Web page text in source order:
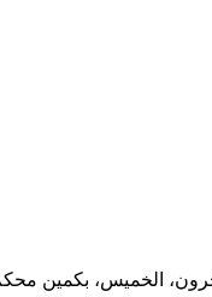
الخميس، بكمين